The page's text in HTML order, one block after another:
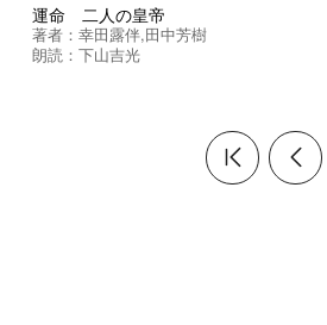
運命 二人の皇帝
著者： 幸田露伴,田中芳樹
朗読： 下山吉光